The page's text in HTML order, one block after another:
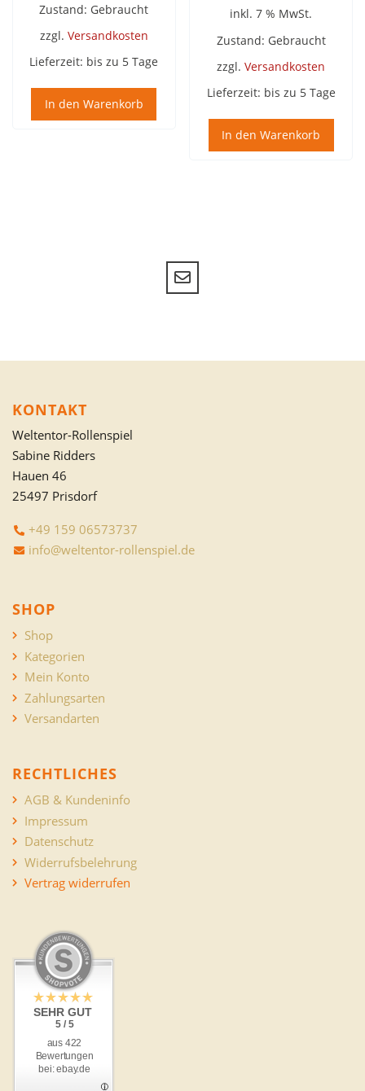
Zustand: Gebraucht
zzgl. Versandkosten
Lieferzeit: bis zu 5 Tage
In den Warenkorb
inkl. 7 % MwSt.
Zustand: Gebraucht
zzgl.Versandkosten
Lieferzeit: bis zu 5 Tage
In den Warenkorb
KONTAKT
Weltentor-Rollenspiel
Sabine Ridders
Hauen 46
25497 Prisdorf
+49 159 06573737
info@weltentor-rollenspiel.de
SHOP
Shop
Kategorien
Mein Konto
Zahlungsarten
Versandarten
RECHTLICHES
AGB & Kundeninfo
Impressum
Datenschutz
Widerrufsbelehrung
Vertrag widerrufen
SEHR GUT
5 / 5
aus 422
Bewertungen
bei: ebay.de